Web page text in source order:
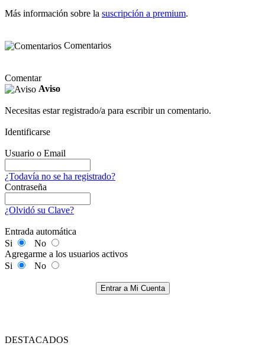
Más información sobre la suscripción a premium.
Comentarios
Comentar
Aviso
Necesitas estar registrado/a para escribir un comentario.
Identificarse
Usuario o Email
¿Todavía no se ha registrado?
Contraseña
¿Olvidó su Clave?
Entrada automática
Si
No
Agregarme a los usuarios activos
Si
No
Entrar a Mi Cuenta
DESTACADOS